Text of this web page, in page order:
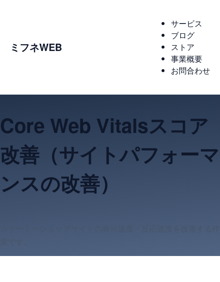
ミフネWEB
サービス
ブログ
ストア
事業概要
お問合わせ
Core Web Vitalsスコア
改善（サイトパフォーマ
ンスの改善）